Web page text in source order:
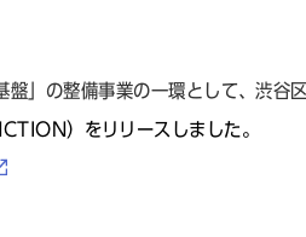
」の整備事業の一環として、渋谷
）をリリースしました。